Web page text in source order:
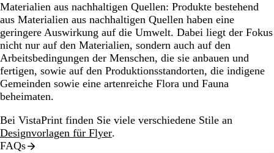
Materialien aus nachhaltigen Quellen: Produkte bestehend
aus Materialien aus nachhaltigen Quellen haben eine
geringere Auswirkung auf die Umwelt. Dabei liegt der Fokus
nicht nur auf den Materialien, sondern auch auf den
Arbeitsbedingungen der Menschen, die sie anbauen und
fertigen, sowie auf den Produktionsstandorten, die indigene
Gemeinden sowie eine artenreiche Flora und Fauna
beheimaten.
Bei VistaPrint finden Sie viele verschiedene Stile an
Designvorlagen für Flyer.
FAQs